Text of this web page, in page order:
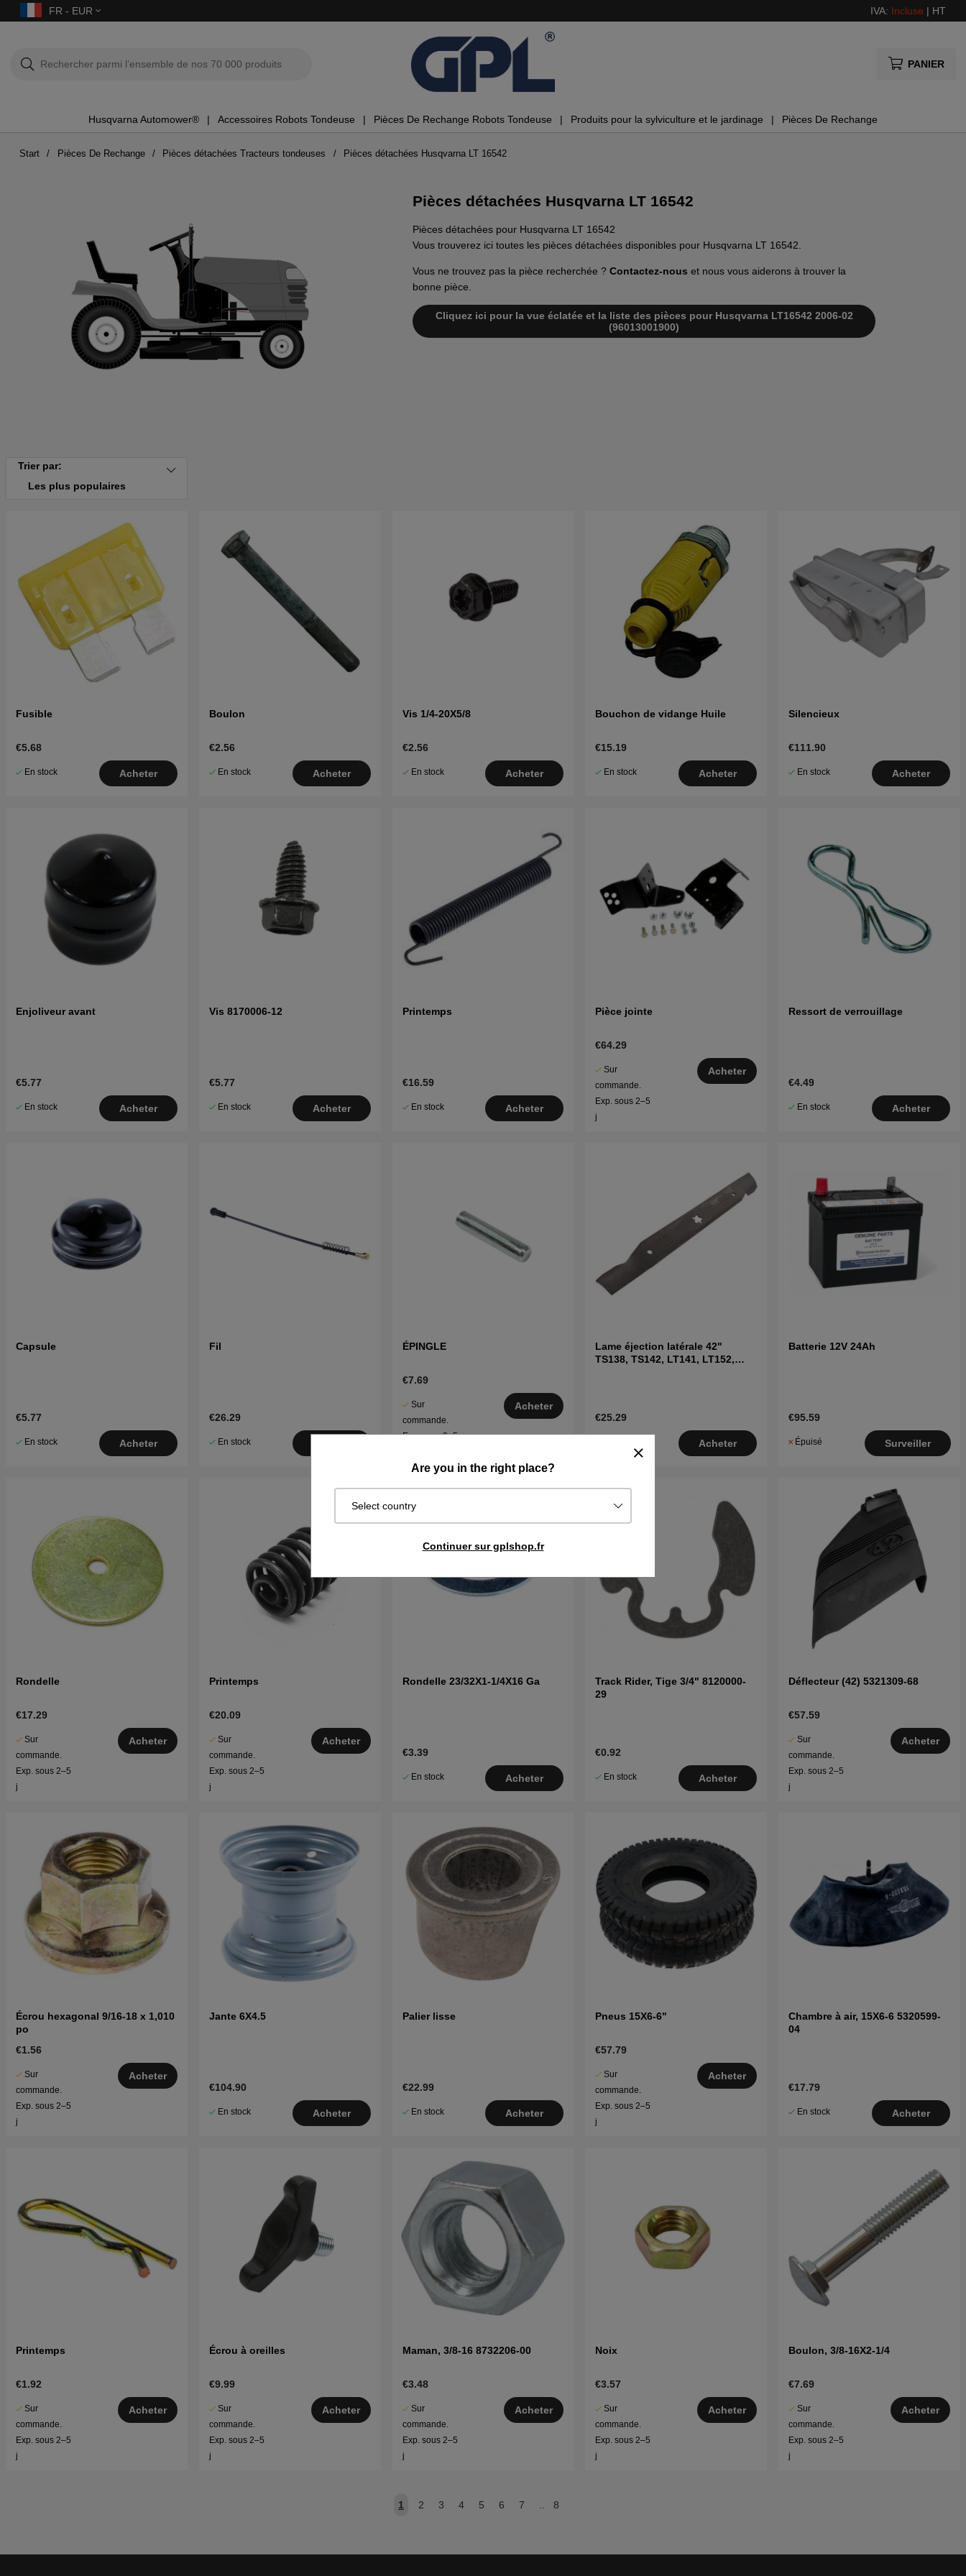
FR - EUR IVA: Incluse | HT
PANIER
Husqvarna Automower® Accessoires Robots Tondeuse Pièces De Rechange Robots Tondeuse Produits pour la sylviculture et le jardinage Pièces De Rechange
Are you in the right place?
Select country
Continuer sur gplshop.fr
Start Pièces De Rechange Pièces détachées Tracteurs tondeuses Pièces détachées Husqvarna LT 16542
Pièces détachées Husqvarna LT 16542
Pièces détachées pour Husqvarna LT 16542
Vous trouverez ici toutes les pièces détachées disponibles pour Husqvarna LT 16542.
Vous ne trouvez pas la pièce recherchée ? Contactez-nous et nous vous aiderons à trouver la
bonne pièce.
Cliquez ici pour la vue éclatée et la liste des pièces pour Husqvarna LT16542 2006-02
(96013001900)
Trier par:
Les plus populaires
Fusible
€5.68
En stock Acheter
Boulon
€2.56
En stock Acheter
Vis 1/4-20X5/8
€2.56
En stock Acheter
Bouchon de vidange Huile
€15.19
En stock Acheter
Silencieux
€111.90
En stock Acheter
Enjoliveur avant
€5.77
En stock Acheter
Vis 8170006-12
€5.77
En stock Acheter
Printemps
€16.59
En stock Acheter
Pièce jointe
€64.29
Sur
commande.
Exp. sous 2–5
j
Acheter
Ressort de verrouillage
€4.49
En stock Acheter
Capsule
€5.77
En stock Acheter
Fil
€26.29
En stock
ÉPINGLE
€7.69
Sur
commande.
Exp. sous 2–5
Acheter
Lame éjection latérale 42"
TS138, TS142, LT141, LT152,
€25.29
Acheter
Batterie 12V 24Ah
€95.59
Épuisé Surveiller
Rondelle
€17.29
Sur
commande.
Exp. sous 2–5
j
Acheter
Printemps
€20.09
Sur
commande.
Exp. sous 2–5
j
Acheter
Rondelle 23/32X1-1/4X16 Ga
€3.39
En stock Acheter
Track Rider, Tige 3/4" 8120000-
29
€0.92
En stock Acheter
Déflecteur (42) 5321309-68
€57.59
Sur
commande.
Exp. sous 2–5
j
Acheter
Écrou hexagonal 9/16-18 x 1,010
po
€1.56
Sur
commande.
Exp. sous 2–5
j
Acheter
Jante 6X4.5
€104.90
En stock Acheter
Palier lisse
€22.99
En stock Acheter
Pneus 15X6-6"
€57.79
Sur
commande.
Exp. sous 2–5
j
Acheter
Chambre à air, 15X6-6 5320599-
04
€17.79
En stock Acheter
Printemps
€1.92
Sur
commande.
Exp. sous 2–5
j
Acheter
Écrou à oreilles
€9.99
Sur
commande.
Exp. sous 2–5
j
Acheter
Maman, 3/8-16 8732206-00
€3.48
Sur
commande.
Exp. sous 2–5
j
Acheter
Noix
€3.57
Sur
commande.
Exp. sous 2–5
j
Acheter
Boulon, 3/8-16X2-1/4
€7.69
Sur
commande.
Exp. sous 2–5
j
Acheter
1 2 3 4 5 6 7 .. 8